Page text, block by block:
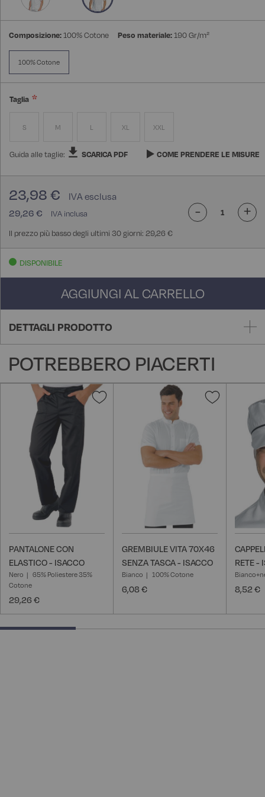
Composizione:100% Cotone Peso materiale:190 Gr/m²
100% Cotone
Taglia
S M L XL XXL
Guida alle taglie: SCARICA PDF COME PRENDERE LE MISURE
29,26 €
23,98 €
Il prezzo più basso degli ultimi 30 giorni: 29,26 €
- +
DISPONIBILE
AGGIUNGI AL CARRELLO
DETTAGLI PRODOTTO
POTREBBERO PIACERTI
Aggiungi
desideri
PANTALONE CON
ELASTICO - ISACCO
Nero
65% Poliestere 35%
Cotone
29,26 €
Aggiungi
desideri
GREMBIULE VITA 70X46
SENZA TASCA - ISACCO
Bianco 100% Cotone
6,08 €
RETE -
8,52 €
28.57142857142857% completed